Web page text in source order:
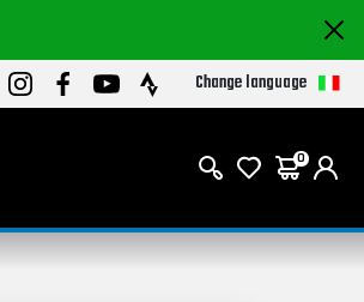
Change language
0